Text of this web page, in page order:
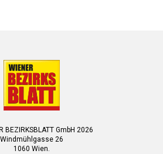
BEZIRKSBLATT GmbH 2026
Windmühlgasse 26
1060 Wien.